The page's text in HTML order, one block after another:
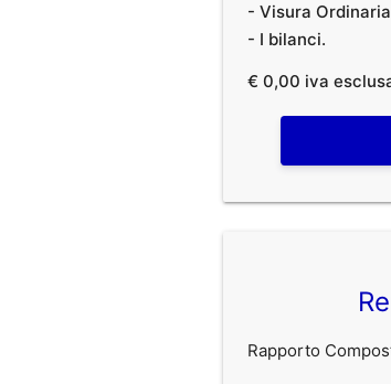
- Visura
- I bilanci.
€ 0,00 iva
Rapporto